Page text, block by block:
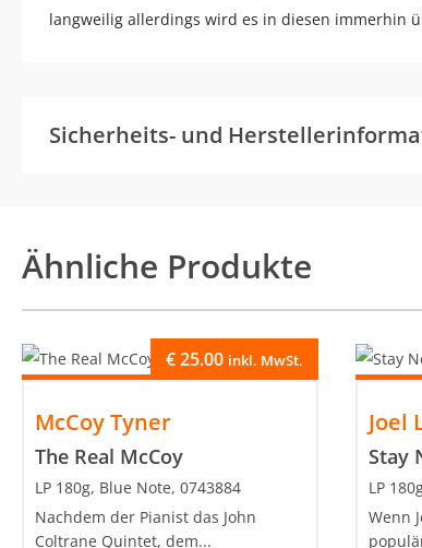
langweilig allerdings wird es in diesen immerhin
Sicherheits- und
Ähnliche Produkte
McCoy Tyner
The Real McCoy
€25.00 inkl. MwSt.
LP 180g, Blue Note, 0743884
Nachdem der Pianist das John
Coltrane Quintet, dem...
Joel
Stay
LP
Wenn